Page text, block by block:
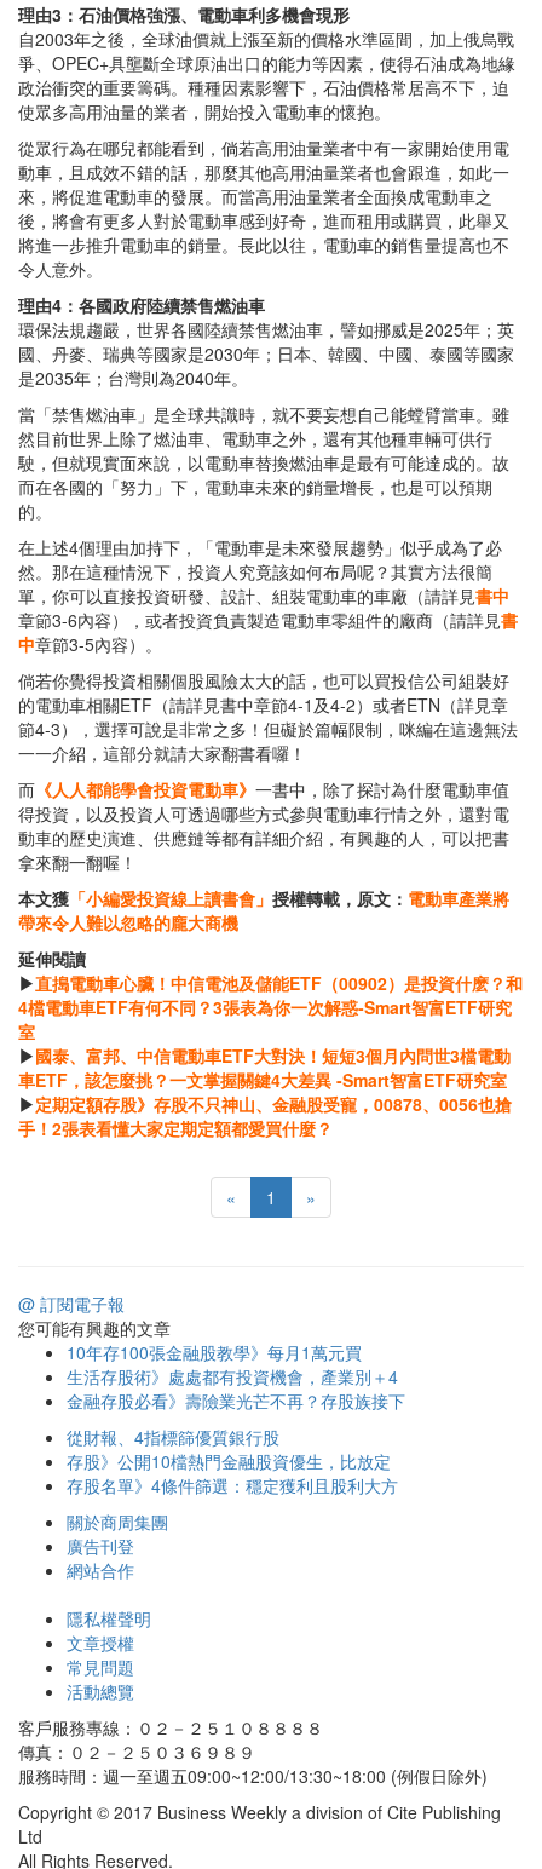
理由3：石油價格強漲、電動車利多機會現形
自2003年之後，全球油價就上漲至新的價格水準區間，加上俄烏戰
爭、OPEC+具壟斷全球原油出口的能力等因素，使得石油成為地緣
政治衝突的重要籌碼。種種因素影響下，石油價格常居高不下，迫
使眾多高用油量的業者，開始投入電動車的懷抱。
從眾行為在哪兒都能看到，倘若高用油量業者中有一家開始使用電
動車，且成效不錯的話，那麼其他高用油量業者也會跟進，如此一
來，將促進電動車的發展。而當高用油量業者全面換成電動車之
後，將會有更多人對於電動車感到好奇，進而租用或購買，此舉又
將進一步推升電動車的銷量。長此以往，電動車的銷售量提高也不
令人意外。
理由4：各國政府陸續禁售燃油車
環保法規趨嚴，世界各國陸續禁售燃油車，譬如挪威是2025年；英
國、丹麥、瑞典等國家是2030年；日本、韓國、中國、泰國等國家
是2035年；台灣則為2040年。
當「禁售燃油車」是全球共識時，就不要妄想自己能螳臂當車。雖
然目前世界上除了燃油車、電動車之外，還有其他種車輛可供行
駛，但就現實面來說，以電動車替換燃油車是最有可能達成的。故
而在各國的「努力」下，電動車未來的銷量增長，也是可以預期
的。
在上述4個理由加持下，「電動車是未來發展趨勢」似乎成為了必
然。那在這種情況下，投資人究竟該如何布局呢？其實方法很簡
單，你可以直接投資研發、設計、組裝電動車的車廠（請詳見書中
章節3-6內容），或者投資負責製造電動車零組件的廠商（請詳見書
中章節3-5內容）。
倘若你覺得投資相關個股風險太大的話，也可以買投信公司組裝好
的電動車相關ETF（請詳見書中章節4-1及4-2）或者ETN（詳見章
節4-3），選擇可說是非常之多！但礙於篇幅限制，咪編在這邊無法
一一介紹，這部分就請大家翻書看囉！
而 《人人都能學會投資電動車》 一書中，除了探討為什麼電動車值
得投資，以及投資人可透過哪些方式參與電動車行情之外，還對電
動車的歷史演進、供應鏈等都有詳細介紹，有興趣的人，可以把書
拿來翻一翻喔！
本文獲 「小編愛投資線上讀書會」 授權轉載，原文： 電動車產業將
帶來令人難以忽略的龐大商機
延伸閱讀
▶直搗電動車心臟！中信電池及儲能ETF（00902）是投資什麽？和
4檔電動車ETF有何不同？3張表為你一次解惑-Smart智富ETF研究
室
▶國泰、富邦、中信電動車ETF大對決！短短3個月內問世3檔電動
車ETF，該怎麼挑？一文掌握關鍵4大差異 -Smart智富ETF研究室
▶定期定額存股》存股不只神山、金融股受寵，00878、0056也搶
手！2張表看懂大家定期定額都愛買什麼？
« 1 »
@ 訂閱電子報
您可能有興趣的文章
10年存100張金融股教學》每月1萬元買
生活存股術》處處都有投資機會，產業別＋4
金融存股必看》壽險業光芒不再？存股族接下
從財報、4指標篩優質銀行股
存股》公開10檔熱門金融股資優生，比放定
存股名單》4條件篩選：穩定獲利且股利大方
關於商周集團
廣告刊登
網站合作
隱私權聲明
文章授權
常見問題
活動總覽
客戶服務專線：０２－２５１０８８８８
傳真：０２－２５０３６９８９
服務時間：週一至週五09:00~12:00/13:30~18:00 (例假日除外)
Copyright © 2017 Business Weekly a division of Cite Publishing
Ltd
All Rights Reserved.